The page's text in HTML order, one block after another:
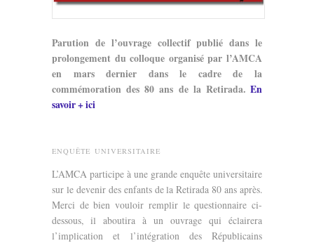
Parution de l’ouvrage collectif publié dans le
prolongement du colloque organisé par l’AMCA
en mars dernier dans le cadre de la
commémoration des 80 ans de la Retirada. En
savoir + ici
ENQUÊTE UNIVERSITAIRE
L’AMCA participe à une grande enquête universitaire
sur le devenir des enfants de la Retirada 80 ans après.
Merci de bien vouloir remplir le questionnaire ci-
dessous, il aboutira à un ouvrage qui éclairera
l’implication et l’intégration des Républicains